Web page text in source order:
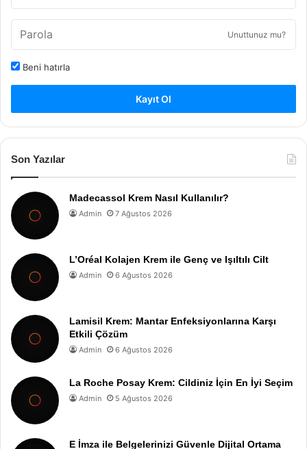
Unuttunuz mu?
Beni hatırla
Kayıt Ol
Son Yazılar
Madecassol Krem Nasıl Kullanılır?
Admin 7 Ağustos 2026
L’Oréal Kolajen Krem ile Genç ve Işıltılı Cilt
Admin 6 Ağustos 2026
Lamisil Krem: Mantar Enfeksiyonlarına Karşı
Etkili Çözüm
Admin 6 Ağustos 2026
La Roche Posay Krem: Cildiniz İçin En İyi Seçim
Admin 5 Ağustos 2026
E İmza ile Belgelerinizi Güvenle Dijital Ortama